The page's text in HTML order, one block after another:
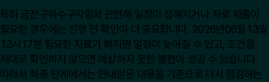
특히 금천구하수구막힘와 관련해 일정이 정해지거나 자료 제출이
필요한 경우에는 진행 전 확인이 더 중요합니다. 2026년06월13일
13시17분 필요한 자료가 빠지면 일정이 늦어질 수 있고, 조건을
제대로 확인하지 않으면 예상하지 못한 불편이 생길 수 있습니다.
따라서 최종 단계에서는 안내받은 내용을 기준으로 다시 점검하는